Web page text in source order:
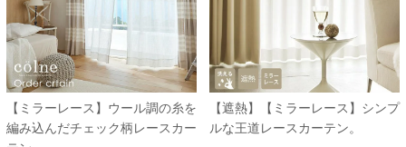
【ミラーレース】ウール調の糸を
編み込んだチェック柄レースカー
【遮熱】【ミラーレース】シンプ
ルな王道レースカーテン。